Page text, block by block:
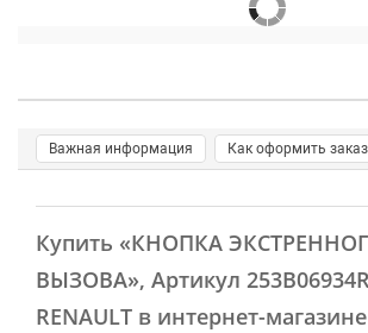
Важная информация Как оформить заказ
Купить «КНОПКА
ВЫЗОВА», Артикул
RENAULT в интернет-магазине